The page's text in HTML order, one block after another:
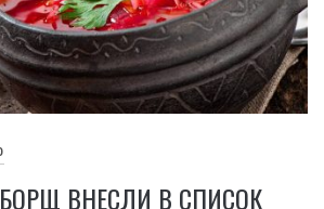
ВНЕСЛИ В СПИСОК